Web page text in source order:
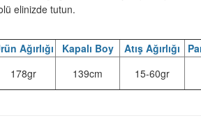
elinizde tutun.
Ağırlığı Kapalı Boy Atış Ağırlığı
178gr 139cm 15-60gr